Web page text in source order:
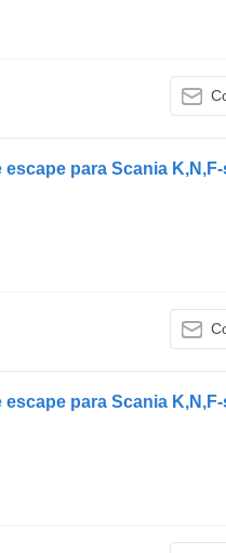
para Scania
para Scania